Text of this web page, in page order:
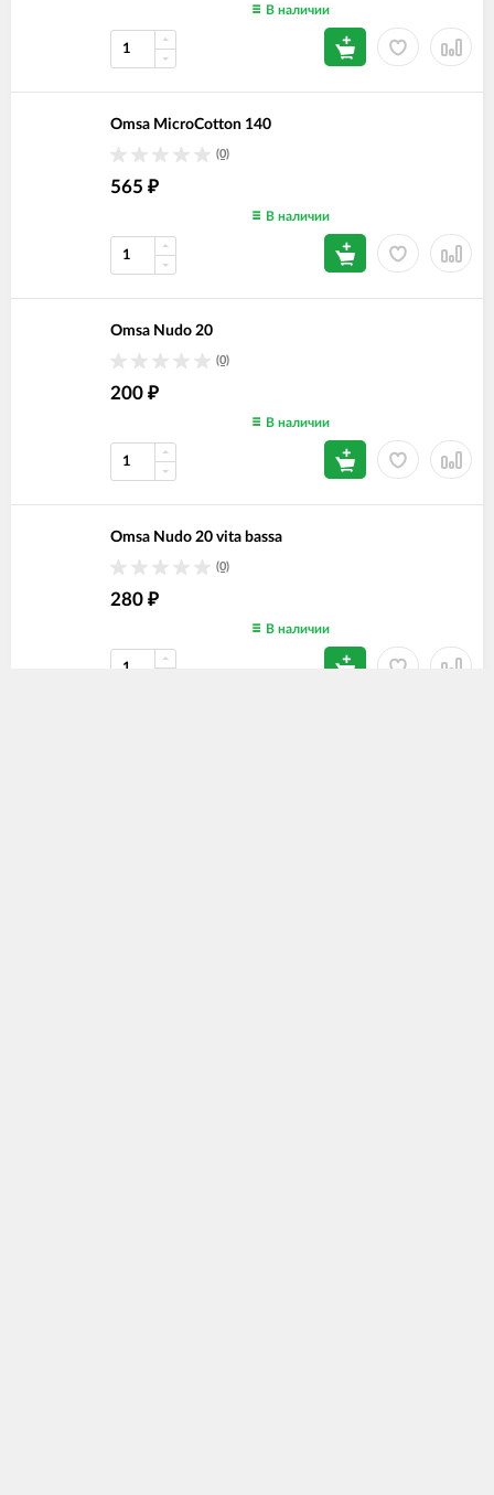
В наличии
Omsa MicroCotton 140
(0)
565 ₽
В наличии
Omsa Nudo 20
(0)
200 ₽
В наличии
Omsa Nudo 20 vita bassa
(0)
280 ₽
В наличии